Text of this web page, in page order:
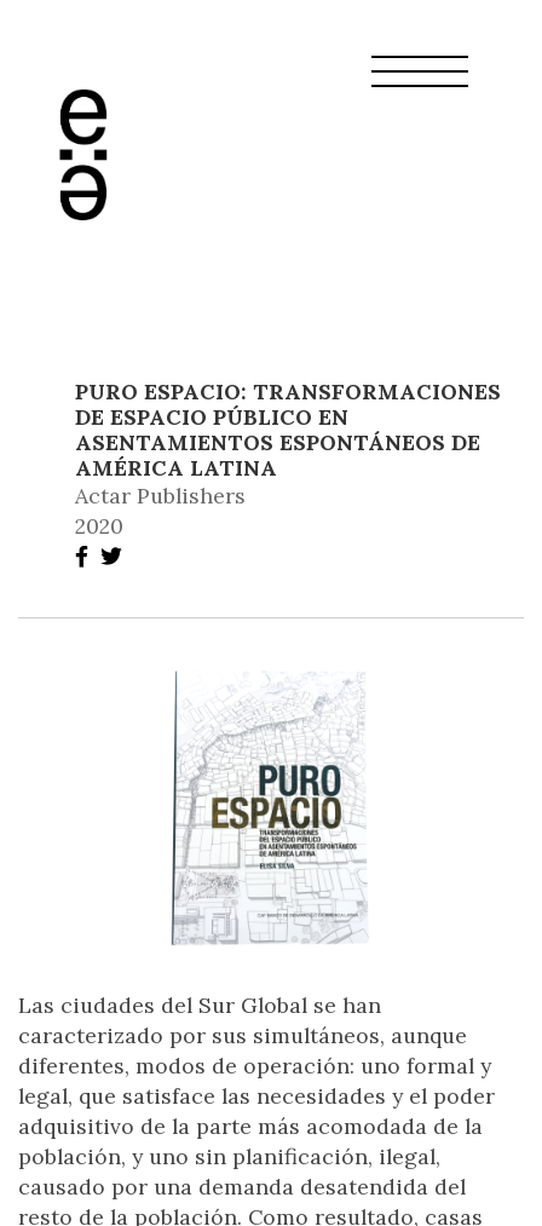
PURO ESPACIO: TRANSFORMACIONES
DE ESPACIO PÚBLICO EN
ASENTAMIENTOS ESPONTÁNEOS DE
AMÉRICA LATINA
Actar Publishers
2020
Las ciudades del Sur Global se han
caracterizado por sus simultáneos, aunque
diferentes, modos de operación: uno formal y
legal, que satisface las necesidades y el poder
adquisitivo de la parte más acomodada de la
población, y uno sin planificación, ilegal,
causado por una demanda desatendida del
resto de la población. Como resultado, casas